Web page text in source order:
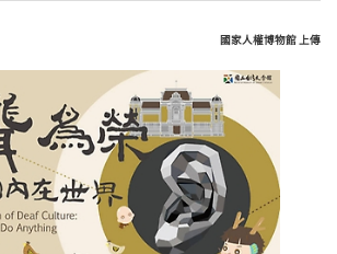
國家人權博物館 上傳